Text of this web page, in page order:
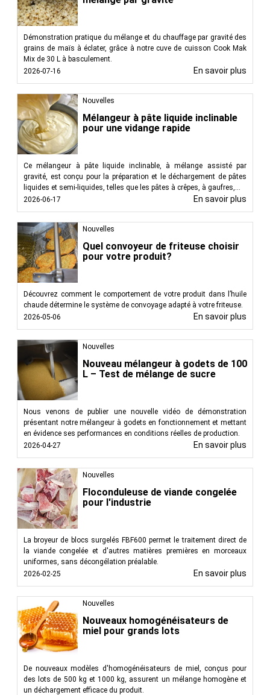
Démonstration pratique du mélange et du chauffage par gravité des
grains de maïs à éclater, grâce à notre cuve de cuisson Cook Mak
Mix de 30 L à basculement.
2026-07-16
En savoir plus
Nouvelles
Mélangeur à pâte liquide inclinable
pour une vidange rapide
Ce mélangeur à pâte liquide inclinable, à mélange assisté par
gravité, est conçu pour la préparation et le déchargement de pâtes
liquides et semi-liquides, telles que les pâtes à crêpes, à gaufres,...
2026-06-17
En savoir plus
Nouvelles
Quel convoyeur de friteuse choisir
pour votre produit?
Découvrez comment le comportement de votre produit dans l’huile
chaude détermine le système de convoyage adapté à votre friteuse.
2026-05-06
En savoir plus
Nouvelles
Nouveau mélangeur à godets de 100
L – Test de mélange de sucre
Nous venons de publier une nouvelle vidéo de démonstration
présentant notre mélangeur à godets en fonctionnement et mettant
en évidence ses performances en conditions réelles de production.
2026-04-27
En savoir plus
Nouvelles
Floconduleuse de viande congelée
pour l'industrie
La broyeur de blocs surgelés FBF600 permet le traitement direct de
la viande congelée et d'autres matières premières en morceaux
uniformes, sans décongélation préalable.
2026-02-25
En savoir plus
Nouvelles
Nouveaux homogénéisateurs de
miel pour grands lots
De nouveaux modèles d'homogénéisateurs de miel, conçus pour
des lots de 500 kg et 1000 kg, assurent un mélange homogène et
un déchargement efficace du produit.